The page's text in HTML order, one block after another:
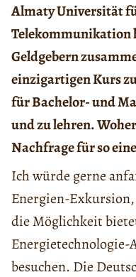
Almaty Universität
Geldgebern
einzigartigen Kurs
für Bachelor- und
und zu lehren.
Nachfrage für so
Ich würde gerne
Energien-
die Möglichkeit
Energietechnologie-
besuchen. Die